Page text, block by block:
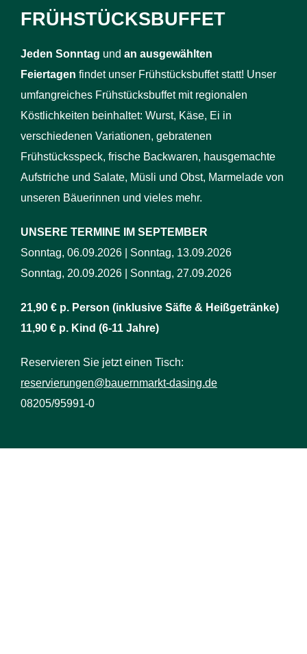
FRÜHSTÜCKSBUFFET
Jeden Sonntag und an ausgewählten
Feiertagen findet unser Frühstücksbuffet statt! Unser
umfangreiches Frühstücksbuffet mit regionalen
Köstlichkeiten beinhaltet: Wurst, Käse, Ei in
verschiedenen Variationen, gebratenen
Frühstücksspeck, frische Backwaren, hausgemachte
Aufstriche und Salate, Müsli und Obst, Marmelade von
unseren Bäuerinnen und vieles mehr.
UNSERE TERMINE IM SEPTEMBER
Sonntag, 06.09.2026 | Sonntag, 13.09.2026
Sonntag, 20.09.2026 | Sonntag, 27.09.2026
21,90 € p. Person (inklusive Säfte & Heißgetränke)
11,90 € p. Kind (6-11 Jahre)
Reservieren Sie jetzt einen Tisch:
reservierungen@bauernmarkt-dasing.de
08205/95991-0